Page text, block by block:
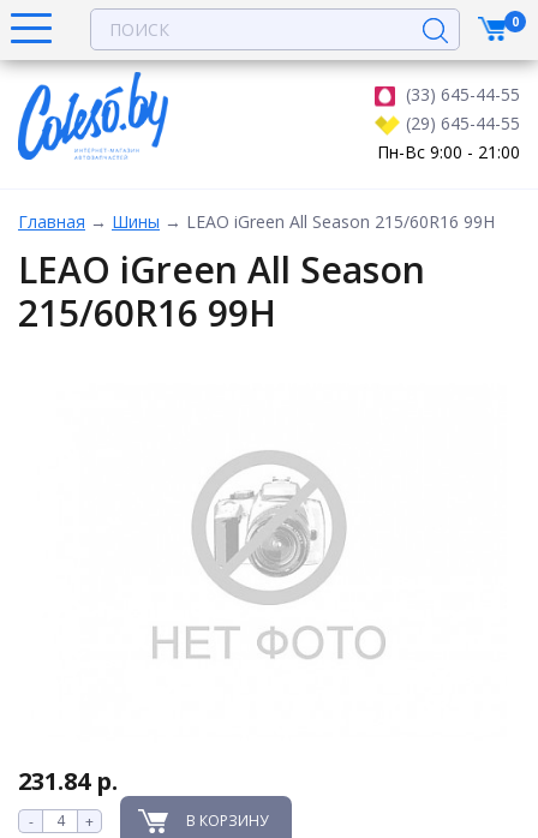
(33) 645-44-55
(29) 645-44-55
Пн-Вс 9:00 - 21:00
0
Главная → Шины → LEAO iGreen All Season 215/60R16 99H
LEAO iGreen All Season
215/60R16 99H
231.84 р.
- + В КОРЗИНУ